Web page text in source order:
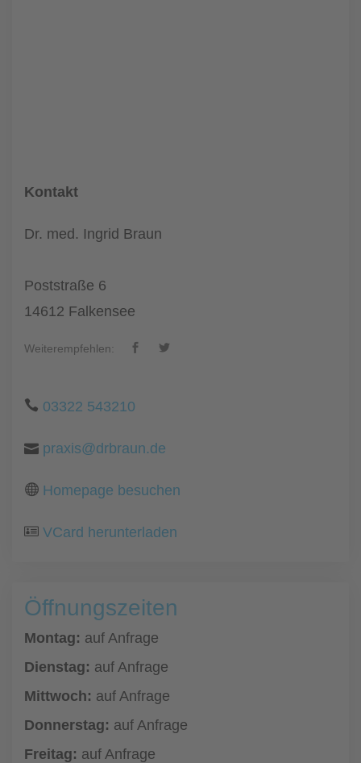
Kontakt
Dr. med. Ingrid Braun
Poststraße 6
14612 Falkensee
Weiterempfehlen:
03322 543210
praxis@drbraun.de
Homepage besuchen
VCard herunterladen
Öffnungszeiten
Montag: auf Anfrage
Dienstag: auf Anfrage
Mittwoch: auf Anfrage
Donnerstag: auf Anfrage
Freitag: auf Anfrage